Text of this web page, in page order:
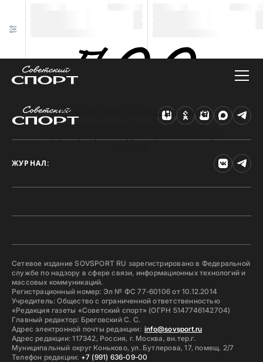
Техническая ошибка на сайте
Произошла ошибка. Чтобы найти нужную
ЖУРНАЛ:
Сетевое издание SOVSPORT RU зарегистрировано в Федеральной
службе по надзору в сфере связи, информационных технологий и
массовых коммуникаций.
Регистрационный номер: Эл № ФС 77-60106 от 10.12.2014
Учредитель: Общество с ограниченной ответственностью
«Редакция газеты «Советский спорт» (ОГРН 5147746142704)
Главный редактор: Бреговский С. С.
Адрес электронной почты редакции: info@sovsport.ru
Адрес редакции: 117342, Россия, г. Москва, вн.тер.г.
Муниципальный округ Коньково, ул. Бутлерова, 17, помещ. 2/7
Телефон редакции: +7 (991) 636-09-00